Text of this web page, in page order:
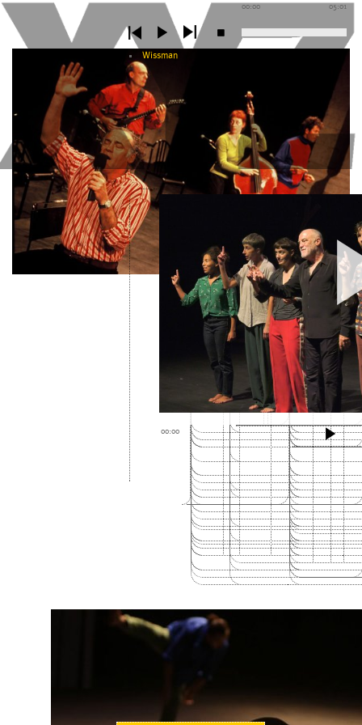
00:00 05:01
Wissman
00:00